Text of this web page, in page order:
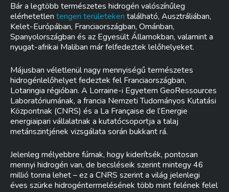
Bár a legtöbb természetes hidrogén valószínűleg
elérhetetlen tengeri területeken található, Ausztráliában,
Kelet-Európában, Franciaországban, Ománban,
Spanyolországban és az Egyesült Államokban, valamint a
nyugat-afrikai Maliban már felfedeztek lelőhelyeket.
Májusban véletlenül nagy mennyiségű természetes
hidrogénlelőhelyet fedeztek fel Franciaországban,
Lotaringia régióban. A Lorraine-i Egyetem GeoRessources
Laboratóriumának, a francia Nemzeti Tudományos Kutatási
Központnak (CNRS) és a La Française de l’Energie
energiaipari vállalatnak a kutatócsoportja a talaj
metánszintjének vizsgálata során bukkant rá.
Jelenleg mélyebbre fúrnak, hogy kiderítsék, pontosan
mennyi hidrogén van, de becsléseik szerint mintegy 46
millió tonna lehet – ez a CNRS szerint a világ jelenlegi
éves szürke hidrogéntermelésének több mint felének felel